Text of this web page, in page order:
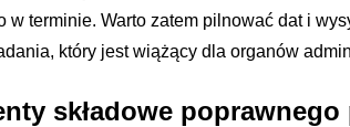
w terminie. Warto zatem pilnować dat i
który jest wiążący dla organów
składowe